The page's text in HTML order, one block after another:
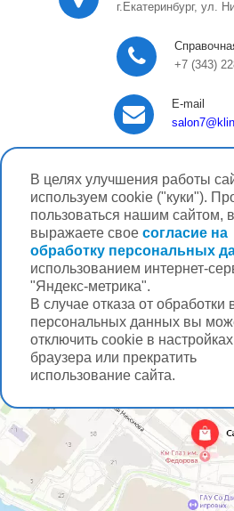
В целях улучшения работы
используем cookie ("куки").
пользоваться нашим сайтом,
выражаете свое согласие на
обработку персональных
использованием интернет-
"Яндекс-метрика".
В случае отказа от обработки
персональных данных вы
отключить cookie в
браузера или прекратить
использование сайта.
г.Екатеринбург, ул.
+7 (343)
E-mail
salon7